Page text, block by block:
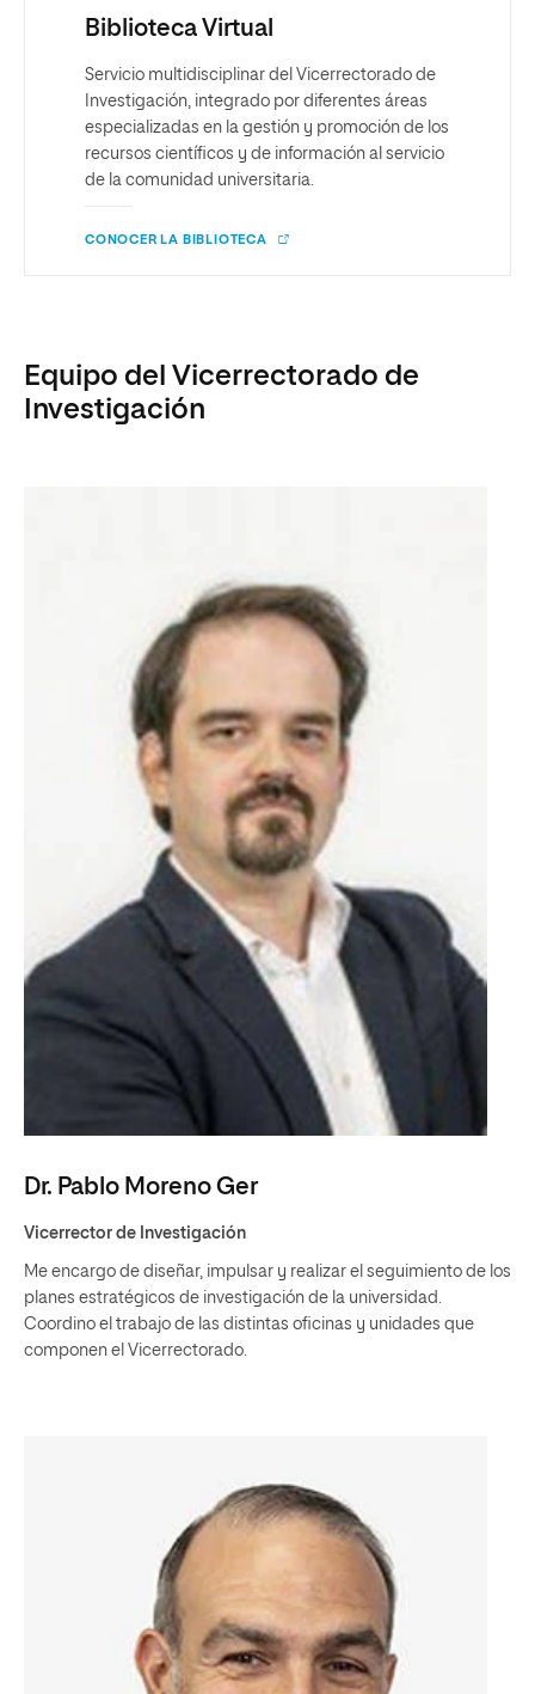
Biblioteca Virtual
Servicio multidisciplinar del Vicerrectorado de
Investigación, integrado por diferentes áreas
especializadas en la gestión y promoción de los
recursos científicos y de información al servicio
de la comunidad universitaria.
CONOCER LA BIBLIOTECA
Equipo del Vicerrectorado de
Investigación
Dr. Pablo Moreno Ger
Vicerrector de Investigación
Me encargo de diseñar, impulsar y realizar el seguimiento de los
planes estratégicos de investigación de la universidad.
Coordino el trabajo de las distintas oficinas y unidades que
componen el Vicerrectorado.